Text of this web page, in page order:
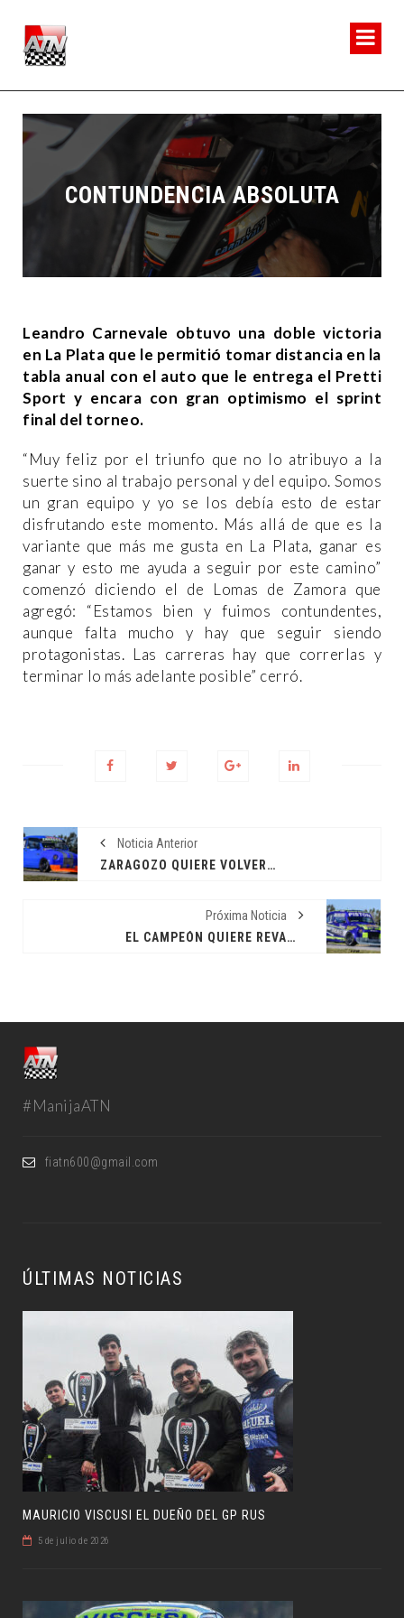
CONTUNDENCIA ABSOLUTA
Leandro Carnevale obtuvo una doble victoria
en La Plata que le permitió tomar distancia en la
tabla anual con el auto que le entrega el Pretti
Sport y encara con gran optimismo el sprint
final del torneo.
“Muy feliz por el triunfo que no lo atribuyo a la
suerte sino al trabajo personal y del equipo. Somos
un gran equipo y yo se los debía esto de estar
disfrutando este momento. Más allá de que es la
variante que más me gusta en La Plata, ganar es
ganar y esto me ayuda a seguir por este camino”
comenzó diciendo el de Lomas de Zamora que
agregó: “Estamos bien y fuimos contundentes,
aunque falta mucho y hay que seguir siendo
protagonistas. Las carreras hay que correrlas y
terminar lo más adelante posible” cerró.
Noticia Anterior
ZARAGOZO QUIERE VOLVER AL PODIO
Próxima Noticia
EL CAMPEÓN QUIERE REVANCHA
#ManijaATN
fiatn600@gmail.com
ÚLTIMAS NOTICIAS
MAURICIO VISCUSI EL DUEÑO DEL GP RUS
5 de julio de 2026